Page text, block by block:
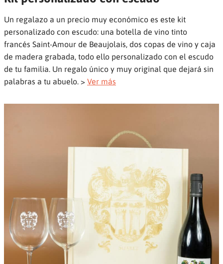
Un regalazo a un precio muy económico es este kit
personalizado con escudo: una botella de vino tinto
francés Saint-Amour de Beaujolais, dos copas de vino y caja
de madera grabada, todo ello personalizado con el escudo
de tu familia. Un regalo único y muy original que dejará sin
palabras a tu abuelo. > Ver más